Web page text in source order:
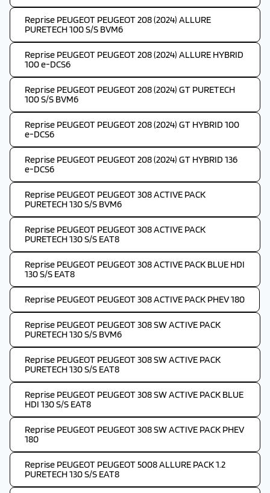
Reprise PEUGEOT PEUGEOT 208 (2024) ALLURE
PURETECH 100 S/S BVM6
Reprise PEUGEOT PEUGEOT 208 (2024) ALLURE HYBRID
100 e-DCS6
Reprise PEUGEOT PEUGEOT 208 (2024) GT PURETECH
100 S/S BVM6
Reprise PEUGEOT PEUGEOT 208 (2024) GT HYBRID 100
e-DCS6
Reprise PEUGEOT PEUGEOT 208 (2024) GT HYBRID 136
e-DCS6
Reprise PEUGEOT PEUGEOT 308 ACTIVE PACK
PURETECH 130 S/S BVM6
Reprise PEUGEOT PEUGEOT 308 ACTIVE PACK
PURETECH 130 S/S EAT8
Reprise PEUGEOT PEUGEOT 308 ACTIVE PACK BLUE HDI
130 S/S EAT8
Reprise PEUGEOT PEUGEOT 308 ACTIVE PACK PHEV 180
Reprise PEUGEOT PEUGEOT 308 SW ACTIVE PACK
PURETECH 130 S/S BVM6
Reprise PEUGEOT PEUGEOT 308 SW ACTIVE PACK
PURETECH 130 S/S EAT8
Reprise PEUGEOT PEUGEOT 308 SW ACTIVE PACK BLUE
HDI 130 S/S EAT8
Reprise PEUGEOT PEUGEOT 308 SW ACTIVE PACK PHEV
180
Reprise PEUGEOT PEUGEOT 5008 ALLURE PACK 1.2
PURETECH 130 S/S EAT8